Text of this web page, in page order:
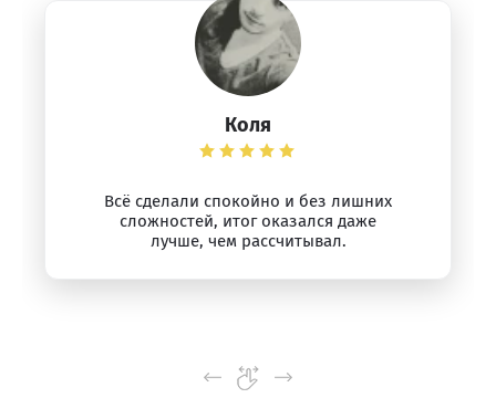
Коля
Всё сделали спокойно и без лишних
сложностей, итог оказался даже
лучше, чем рассчитывал.